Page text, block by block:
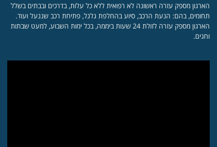
הארגון מספק עזרה ראשונה לא רפואית ללא כל עלות, בדרכים ובבתים בשלל
תחומים, בהם: הנעת הרכב, סיוע בהחלפת גלגל, פתיחת רכב שננעל ועוד.
הארגון מספק עזרה לזולת 24 שעות ביממה, בכל ימות השבוע, למעט שבתות
וחגים.